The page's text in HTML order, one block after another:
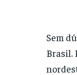
Sem
Brasil.